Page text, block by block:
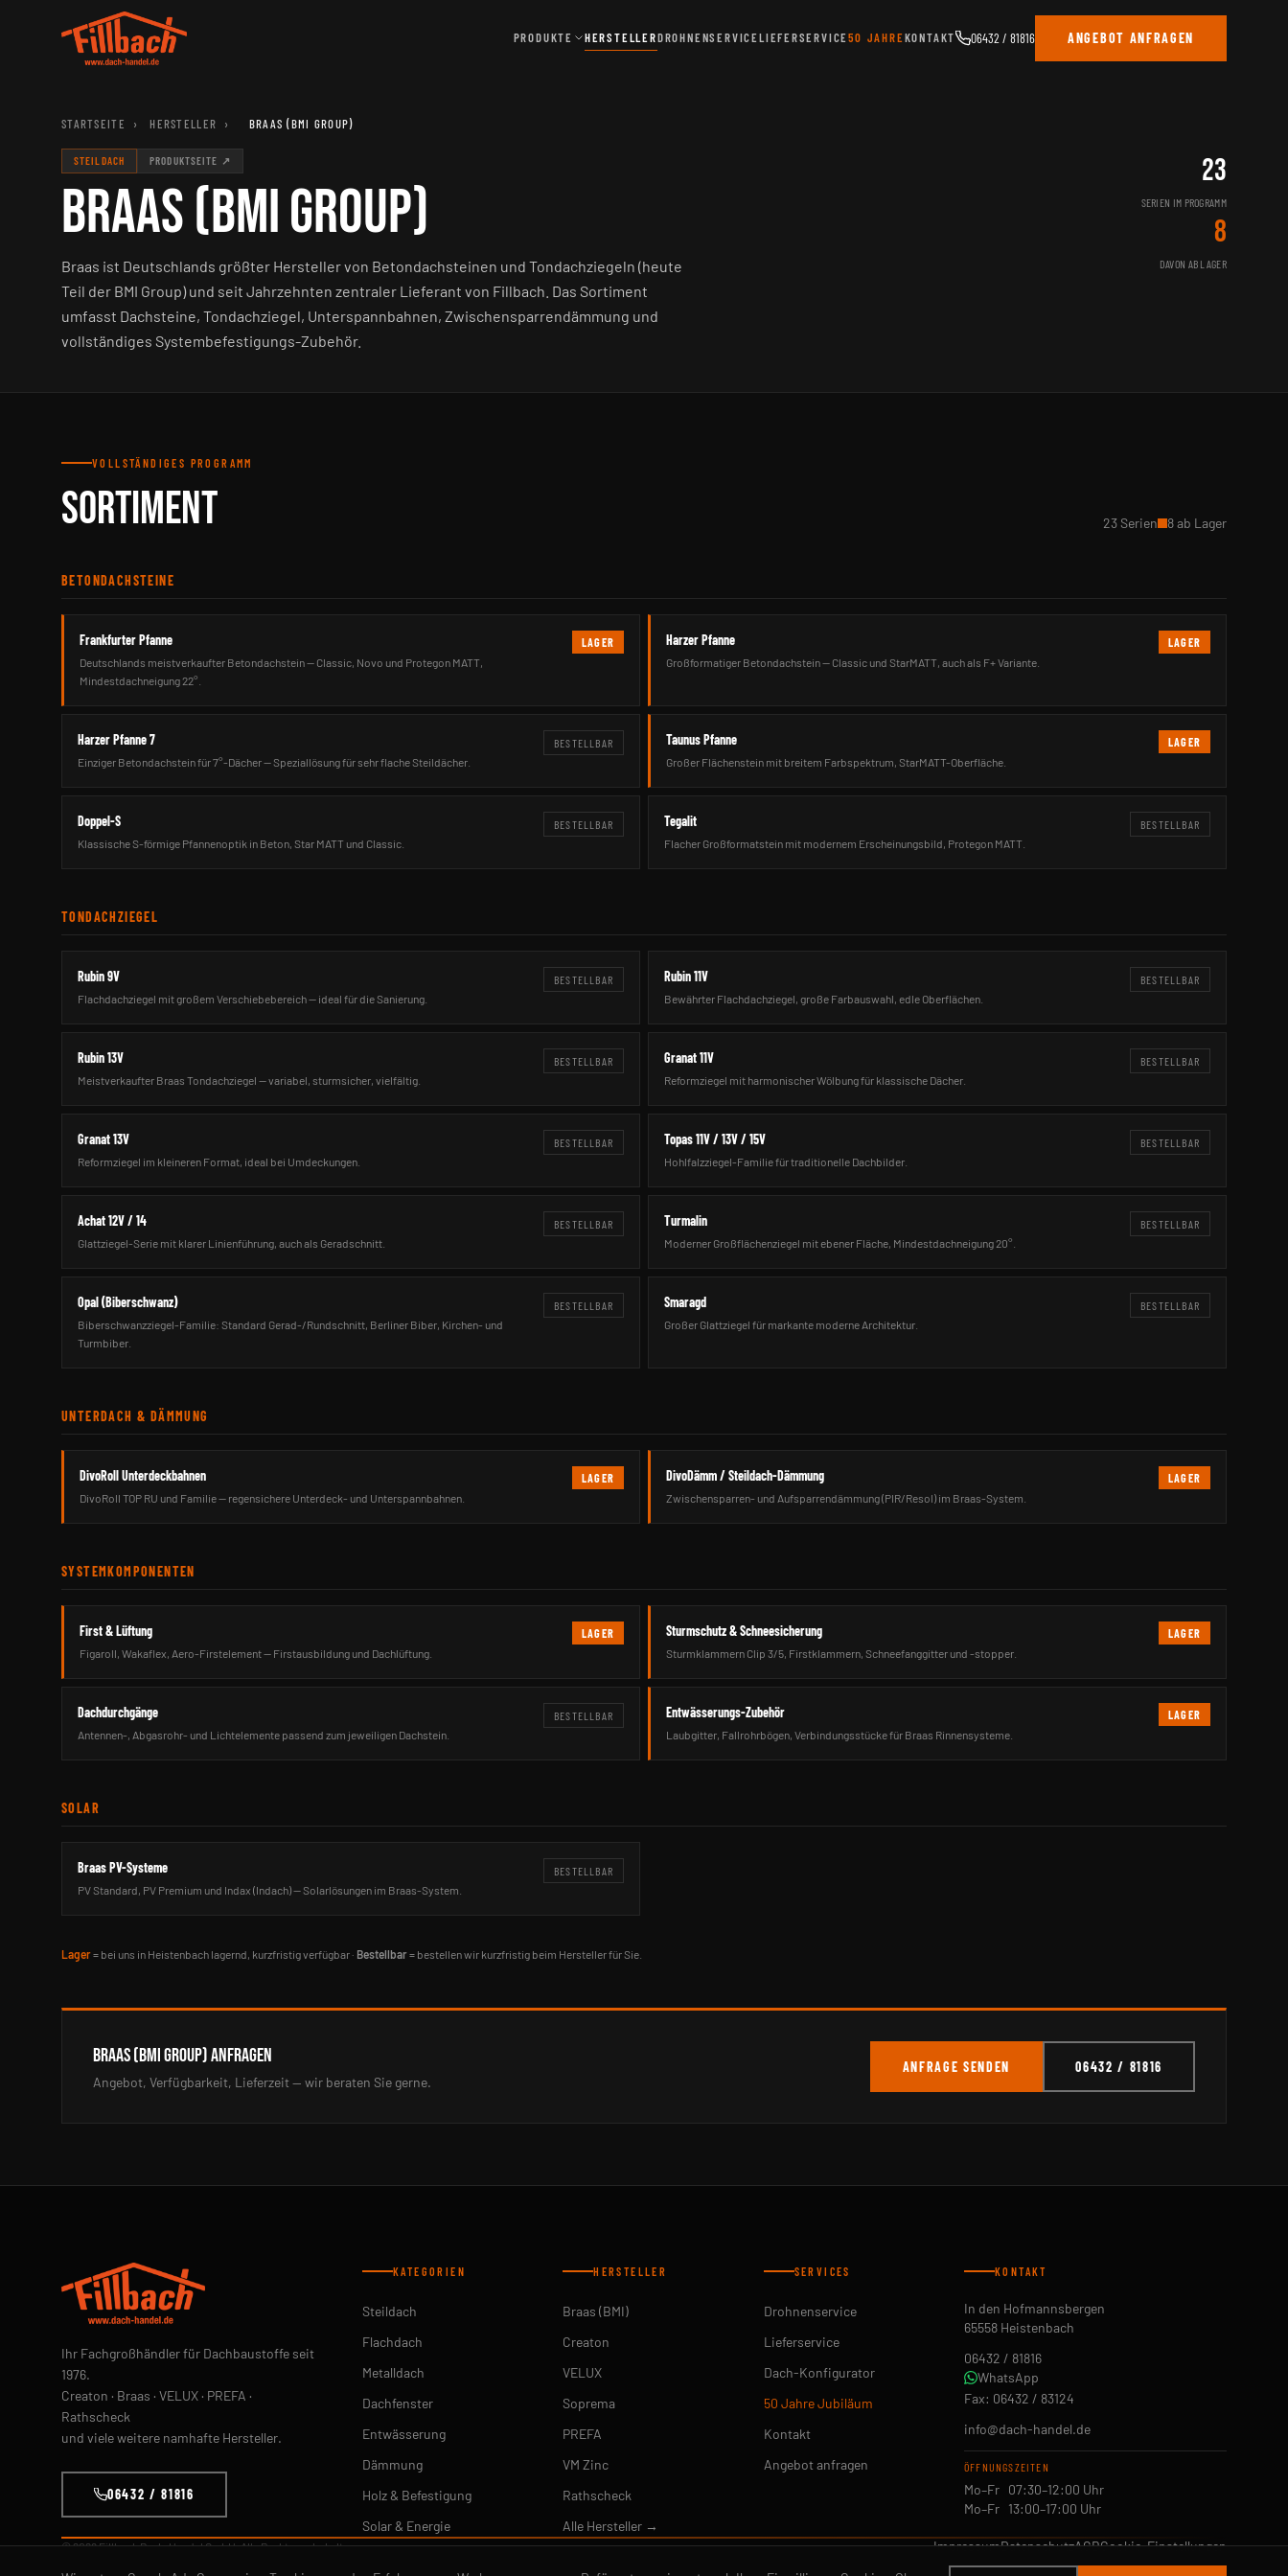
PRODUKTE HERSTELLERDROHNENSERVICELIEFERSERVICE50 JAHREKONTAKT 06432 / 81816 ANGEBOT ANFRAGEN
STARTSEITE › HERSTELLER › BRAAS (BMI GROUP)
STEILDACH PRODUKTSEITE ↗
BRAAS (BMI GROUP)
Braas ist Deutschlands größter Hersteller von Betondachsteinen und Tondachziegeln (heute
Teil der BMI Group) und seit Jahrzehnten zentraler Lieferant von Fillbach. Das Sortiment
umfasst Dachsteine, Tondachziegel, Unterspannbahnen, Zwischensparrendämmung und
vollständiges Systembefestigungs-Zubehör.
23
SERIEN IM PROGRAMM
8
DAVON AB LAGER
VOLLSTÄNDIGES PROGRAMM
SORTIMENT 23 Serien 8 ab Lager
BETONDACHSTEINE
Frankfurter Pfanne
Deutschlands meistverkaufter Betondachstein — Classic, Novo und Protegon MATT,
Mindestdachneigung 22°.
LAGER Harzer Pfanne
Großformatiger Betondachstein — Classic und StarMATT, auch als F+ Variante.
LAGER
Harzer Pfanne 7
Einziger Betondachstein für 7°-Dächer — Speziallösung für sehr flache Steildächer.
BESTELLBAR Taunus Pfanne
Großer Flächenstein mit breitem Farbspektrum, StarMATT-Oberfläche.
LAGER
Doppel-S
Klassische S-förmige Pfannenoptik in Beton, Star MATT und Classic.
BESTELLBAR Tegalit
Flacher Großformatstein mit modernem Erscheinungsbild, Protegon MATT.
BESTELLBAR
TONDACHZIEGEL
Rubin 9V
Flachdachziegel mit großem Verschiebebereich — ideal für die Sanierung.
BESTELLBAR Rubin 11V
Bewährter Flachdachziegel, große Farbauswahl, edle Oberflächen.
BESTELLBAR
Rubin 13V
Meistverkaufter Braas Tondachziegel — variabel, sturmsicher, vielfältig.
BESTELLBAR Granat 11V
Reformziegel mit harmonischer Wölbung für klassische Dächer.
BESTELLBAR
Granat 13V
Reformziegel im kleineren Format, ideal bei Umdeckungen.
BESTELLBAR Topas 11V / 13V / 15V
Hohlfalzziegel-Familie für traditionelle Dachbilder.
BESTELLBAR
Achat 12V / 14
Glattziegel-Serie mit klarer Linienführung, auch als Geradschnitt.
BESTELLBAR Turmalin
Moderner Großflächenziegel mit ebener Fläche, Mindestdachneigung 20°.
BESTELLBAR
Opal (Biberschwanz)
Biberschwanzziegel-Familie: Standard Gerad-/Rundschnitt, Berliner Biber, Kirchen- und
Turmbiber.
BESTELLBAR Smaragd
Großer Glattziegel für markante moderne Architektur.
BESTELLBAR
UNTERDACH & DÄMMUNG
DivoRoll Unterdeckbahnen
DivoRoll TOP RU und Familie — regensichere Unterdeck- und Unterspannbahnen.
LAGER DivoDämm / Steildach-Dämmung
Zwischensparren- und Aufsparrendämmung (PIR/Resol) im Braas-System.
LAGER
SYSTEMKOMPONENTEN
First & Lüftung
Figaroll, Wakaflex, Aero-Firstelement — Firstausbildung und Dachlüftung.
LAGER Sturmschutz & Schneesicherung
Sturmklammern Clip 3/5, Firstklammern, Schneefanggitter und -stopper.
LAGER
Dachdurchgänge
Antennen-, Abgasrohr- und Lichtelemente passend zum jeweiligen Dachstein.
BESTELLBAR Entwässerungs-Zubehör
Laubgitter, Fallrohrbögen, Verbindungsstücke für Braas Rinnensysteme.
LAGER
SOLAR
Braas PV-Systeme
PV Standard, PV Premium und Indax (Indach) — Solarlösungen im Braas-System.
BESTELLBAR
Lager= bei uns in Heistenbach lagernd, kurzfristig verfügbar · Bestellbar= bestellen wir kurzfristig beim Hersteller für Sie.
BRAAS (BMI GROUP) ANFRAGEN
Angebot, Verfügbarkeit, Lieferzeit — wir beraten Sie gerne.
ANFRAGE SENDEN 06432 / 81816
Ihr Fachgroßhändler für Dachbaustoffe seit
1976.
Creaton · Braas · VELUX · PREFA ·
Rathscheck
und viele weitere namhafte Hersteller.
06432 / 81816
KATEGORIEN
Steildach
Flachdach
Metalldach
Dachfenster
Entwässerung
Dämmung
Holz & Befestigung
Solar & Energie
HERSTELLER
Braas (BMI)
Creaton
VELUX
Soprema
PREFA
VM Zinc
Rathscheck
Alle Hersteller →
SERVICES
Drohnenservice
Lieferservice
Dach-Konfigurator
50 Jahre Jubiläum
Kontakt
Angebot anfragen
KONTAKT
In den Hofmannsbergen
65558 Heistenbach
06432 / 81816
WhatsApp
Fax: 06432 / 83124
info@dach-handel.de
ÖFFNUNGSZEITEN
Mo–Fr 07:30–12:00 Uhr
Mo–Fr 13:00–17:00 Uhr
© 2026 Fillbach Dach-Handel GmbH. Alle Rechte vorbehalten. ImpressumDatenschutzAGBCookie-Einstellungen